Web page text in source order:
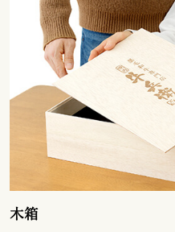
木箱